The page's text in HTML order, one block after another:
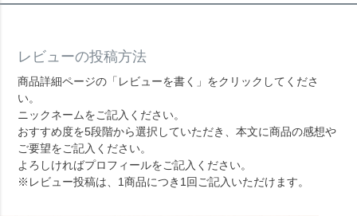
レビューの投稿方法
商品詳細ページの「レビューを書く」をクリックしてくださ
い。
ニックネームをご記入ください。
おすすめ度を5段階から選択していただき、本文に商品の感想や
ご要望をご記入ください。
よろしければプロフィールをご記入ください。
※レビュー投稿は、1商品につき1回ご記入いただけます。